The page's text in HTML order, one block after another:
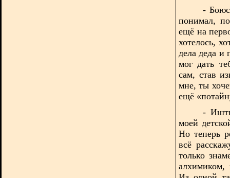
-
понимал,
ещё на
хотелось,
дела деда и
мог дать
сам, став
мне, ты
ещё
-
моей
Но теперь
всё
только
алхимиком,